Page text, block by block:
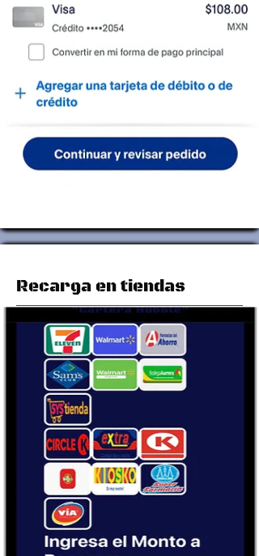
Recarga en tiendas